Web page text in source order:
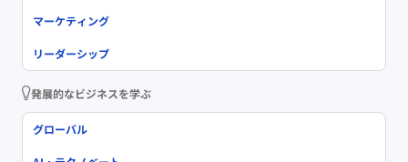
マーケティング
リーダーシップ
発展的なビジネスを学ぶ
グローバル